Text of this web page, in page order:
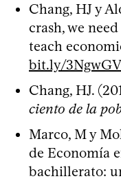
Chang, HJ y
crash, we
teach
bit.ly/
Chang, HJ.
ciento de la
Marco, M y
de Economía
bachillerato: